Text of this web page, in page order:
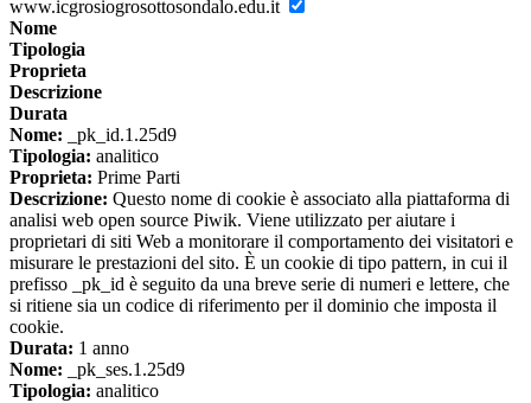
www.icgrosiogrosottosondalo.edu.it
Nome
Tipologia
Proprieta
Descrizione
Durata
Nome: _pk_id.1.25d9
Tipologia: analitico
Proprieta: Prime Parti
Descrizione: Questo nome di cookie è associato alla piattaforma di
analisi web open source Piwik. Viene utilizzato per aiutare i
proprietari di siti Web a monitorare il comportamento dei visitatori e
misurare le prestazioni del sito. È un cookie di tipo pattern, in cui il
prefisso _pk_id è seguito da una breve serie di numeri e lettere, che
si ritiene sia un codice di riferimento per il dominio che imposta il
cookie.
Durata: 1 anno
Nome: _pk_ses.1.25d9
Tipologia: analitico